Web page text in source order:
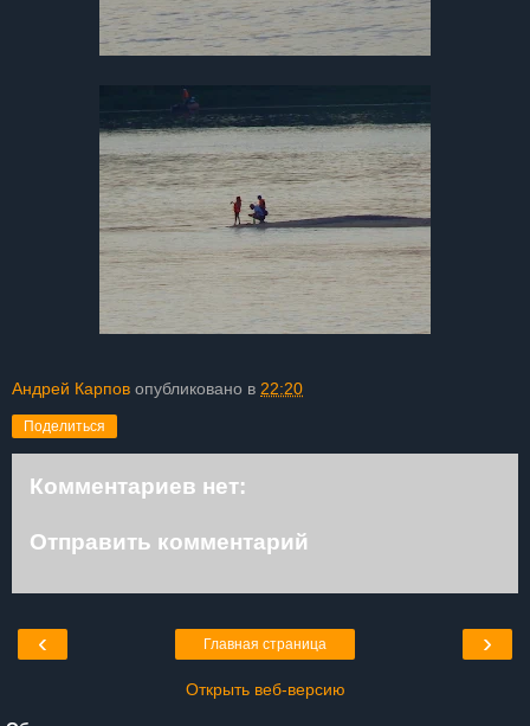
Андрей Карпов опубликовано в 22:20
Поделиться
Комментариев нет:
Отправить комментарий
‹ ›
Главная страница
Открыть веб-версию